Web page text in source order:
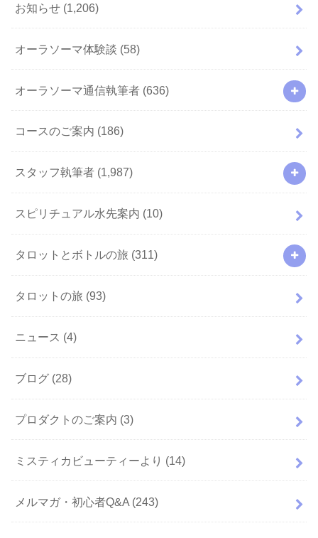
お知らせ (1,206)
オーラソーマ体験談 (58)
オーラソーマ通信執筆者 (636)
コースのご案内 (186)
スタッフ執筆者 (1,987)
スピリチュアル水先案内 (10)
タロットとボトルの旅 (311)
タロットの旅 (93)
ニュース (4)
ブログ (28)
プロダクトのご案内 (3)
ミスティカビューティーより (14)
メルマガ・初心者Q&A (243)